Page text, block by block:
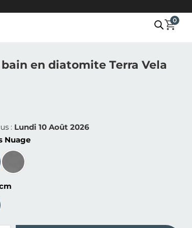
0
en diatomite Terra Vela
: Lundi 10 Août 2026
Nuage